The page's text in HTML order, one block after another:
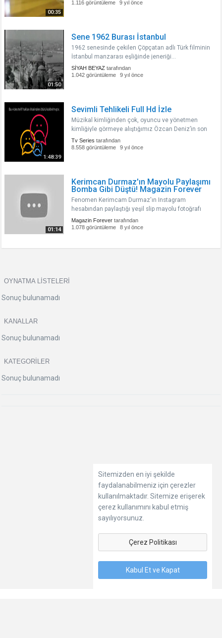
00:35
çekilmiş. Video açıklaması yazmayı da hiç
1.116 görüntüleme
9 yıl önce
01:50
Sene 1962 Burası İstanbul
1962 senesinde çekilen Çöpçatan adlı Türk filminin
İstanbul manzarası eşliğinde jeneriği...
SİYAH BEYAZ tarafından
1.042 görüntüleme
9 yıl önce
1:48:39
Sevimli Tehlikeli Full Hd İzle
Müzikal kimliğinden çok, oyuncu ve yönetmen
kimliğiyle görmeye alıştığımız Özcan Deniz’in son
filmi Sevimli Tehlikeli, Deniz’in şimdiye kadar yaptığı
filmlerden hayli farklı bir yerde. Yine kendi yazıp
Tv Series tarafından
8.558 görüntüleme
9 yıl önce
01:14
Kerimcan Durmaz'ın Mayolu Paylaşımı
Bomba Gibi Düştü! Magazin Forever
Fenomen Kerimcam Durmaz'ın Instagram
hesabından paylaştığı yeşil slip mayolu fotoğrafı
sosyal medyada bomba etkisi yarattı. Durmaz'ın
paylaşımı beğeni ve yorum yağmuruna tutuldu.
Magazin Forever tarafından
1.078 görüntüleme
8 yıl önce
OYNATMA LISTELERI
Sonuç bulunamadı
KANALLAR
Sonuç bulunamadı
KATEGORILER
Sonuç bulunamadı
Sitemizden en iyi şekilde
faydalanabilmeniz için çerezler
kullanılmaktadır. Sitemize erişerek
çerez kullanımını kabul etmiş
sayılıyorsunuz.
Çerez Politikası
Kabul Et ve Kapat